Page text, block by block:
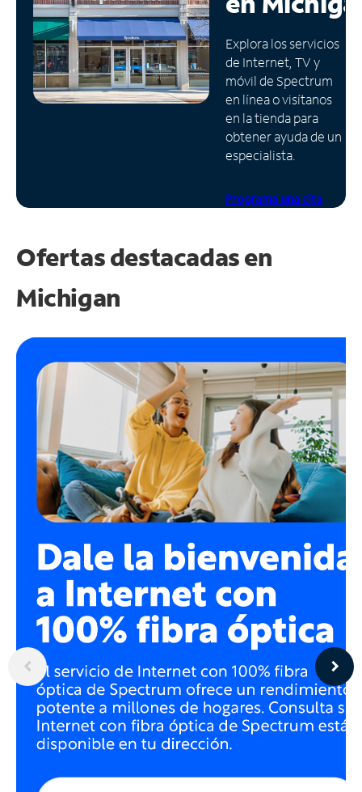
Administrar
cuenta
Encuentra
una
tienda
Explora los servicios
de Internet, TV y
móvil de Spectrum
en línea o visítanos
en la tienda para
obtener ayuda de un
especialista.
Programa una cita
Ofertas destacadas en
Michigan